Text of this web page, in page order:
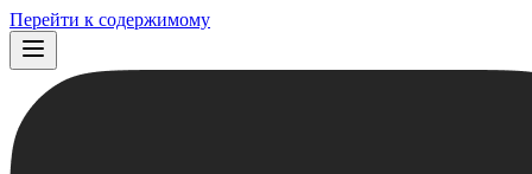
Перейти к содержимому